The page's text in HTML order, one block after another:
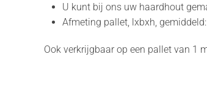
U kunt bij ons uw haardhout
Afmeting pallet, lxbxh,
Ook verkrijgbaar op een pallet van 1